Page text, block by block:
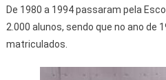
De 1980 a 1994 passaram pela
2.000 alunos, sendo que no ano de
matriculados.